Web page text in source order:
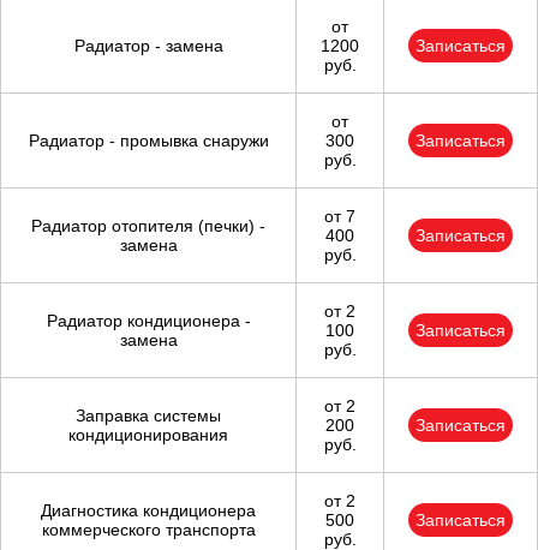
Тюмень
Ульяновск
Чебоксары
Ярославль
Радиатор - замена
от
1200
руб.
Записаться
Радиатор - промывка снаружи
от
300
руб.
Записаться
Радиатор отопителя (печки) -
замена
от 7
400
руб.
Записаться
Радиатор кондиционера -
замена
от 2
100
руб.
Записаться
Заправка системы
кондиционирования
от 2
200
руб.
Записаться
Диагностика кондиционера
коммерческого транспорта
от 2
500
руб.
Записаться